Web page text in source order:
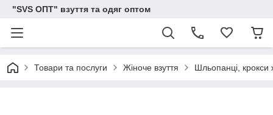
"SVS ОПТ" взуття та одяг оптом
Товари та послуги Жіноче взуття Шльопанці, крокси